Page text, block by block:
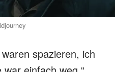
spazieren, ich